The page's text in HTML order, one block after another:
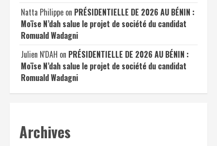
Natta Philippe on PRÉSIDENTIELLE DE 2026 AU BÉNIN :
Moïse N’dah salue le projet de société du candidat
Romuald Wadagni
Julien N'DAH on PRÉSIDENTIELLE DE 2026 AU BÉNIN :
Moïse N’dah salue le projet de société du candidat
Romuald Wadagni
Archives